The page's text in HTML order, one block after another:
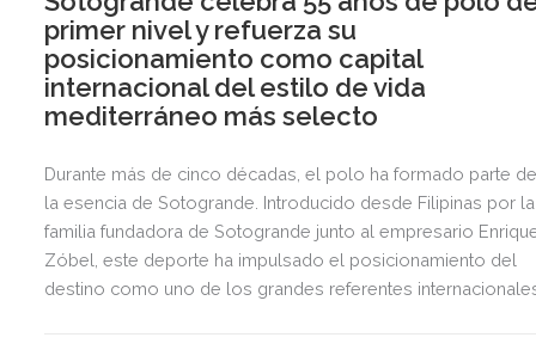
primer nivel y refuerza su
posicionamiento como capital
internacional del estilo de vida
mediterráneo más selecto
Durante más de cinco décadas, el polo ha formado parte
la esencia de Sotogrande. Introducido desde Filipinas por la
familia fundadora de Sotogrande junto al empresario
Zóbel, este deporte ha impulsado el posicionamiento del
destino como uno de los grandes referentes